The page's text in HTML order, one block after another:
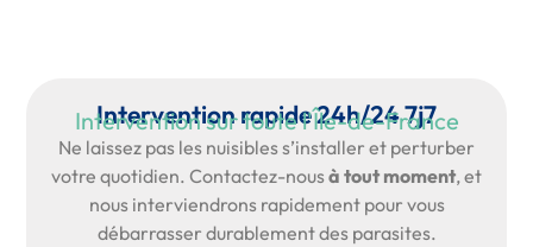
Intervention rapide 24h/24 7j7
Intervention sur toute l'Île-de-France
Ne laissez pas les nuisibles s’installer et perturber
votre quotidien. Contactez-nousà tout moment, et
nous interviendrons rapidement pour vous
débarrasser durablement des parasites.